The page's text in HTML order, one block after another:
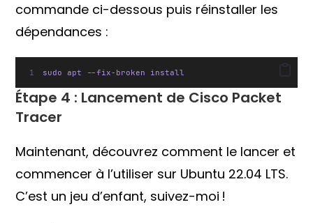
commande ci-dessous puis réinstaller les
dépendances :
sudo apt --fix- broken install
Étape 4 : Lancement de Cisco Packet
Tracer
Maintenant, découvrez comment le lancer et
commencer à l’utiliser sur Ubuntu 22.04 LTS.
C’est un jeu d’enfant, suivez-moi !